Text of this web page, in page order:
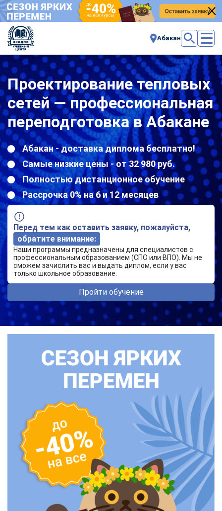
Абакан
Проектирование тепловых
сетей — профессиональная
переподготовка в Абакане
Абакан - доставка диплома бесплатно!
Самые низкие цены - от 32 980 руб.
Полностью дистанционное обучение
Рассрочка 0% на 6 и 12 месяцев
Перед тем как оставить заявку, пожалуйста,
обратите внимание:
Наши программы предназначены для специалистов с
профессиональным образованием (СПО или ВПО). Мы не
сможем зачислить вас и выдать диплом, если у вас
только школьное образование.
Пройти обучение